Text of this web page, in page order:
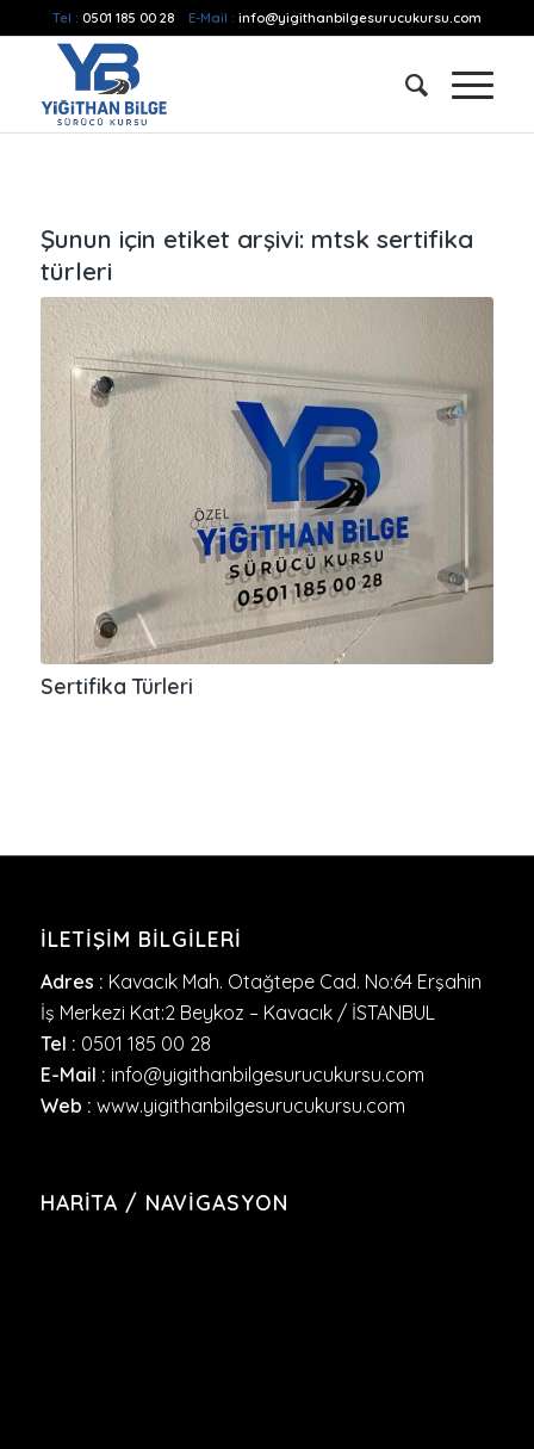
Tel : 0501 185 00 28 E-Mail : info@yigithanbilgesurucukursu.com
Şunun için etiket arşivi: mtsk sertifika
türleri
Sertifika Türleri
İLETIŞIM BILGILERI
Adres : Kavacık Mah. Otağtepe Cad. No:64 Erşahin
İş Merkezi Kat:2 Beykoz – Kavacık / İSTANBUL
Tel : 0501 185 00 28
E-Mail : info@yigithanbilgesurucukursu.com
Web : www.yigithanbilgesurucukursu.com
HARITA / NAVIGASYON